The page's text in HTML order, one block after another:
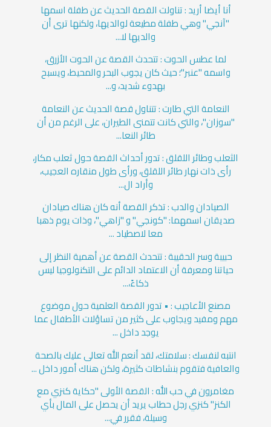
أنا أيضا أريد : تناولت القصة الحديث عن طفلة اسمها
"آنجي" وهي طفلة مطيعة لوالديها، ولكنها ترى أن
والديها لا...
لما عطس الحوت : تتحدث القصة عن الحوت الأزرق،
واسمه "عنبر"؛ حيث كان يجوب البحر والمحيط، ويسبح
بهدوء شديد، و...
النعامة التي طارت : تتناول قصة الحديث عن النعامة
"سوزان"، والتي كانت تتمنى الطيران، على الرغم من أن
طائر النعا...
الثعلب وطائر اللقلق : تدور أحداث القصة حول ثعلب مكار،
رأى ذات نهار طائر اللقلق، ورأى طول منقاره العجيب،
وأراد ال...
الصيادان والدب : تذكر القصة أنه كان هناك صيادان
صديقان اسمهما: "كونجي" و "زاهي"، وذات يوم ذهبا
معا لاصطياد ...
حبيبة وسر الحقيبة : تتحدث القصة عن أهمية النظر إلى
حياتنا ومعرفة أن الاعتماد الدائم على التكنولوجيا ليس
ذكاءً،...
مصنع الأعاجيب : • تدور القصة العلمية حول موضوع
مهم ومفيد ويجاوب على كثير من تساؤلات الأطفال عما
يوجد داخل ...
انتبه لنفسك : سلامتك، لقد أنعم الله تعالى عليك بالصحة
والعافية فتقوم بنشاطات كثيرة، ولكن هناك أمور داخل ...
مغامرون في حب الله : القصة الأولى "حكاية كنزي مع
الكنز" كنزي رجل حطاب يريد أن يحصل على المال بأي
وسيلة، فقرر في...